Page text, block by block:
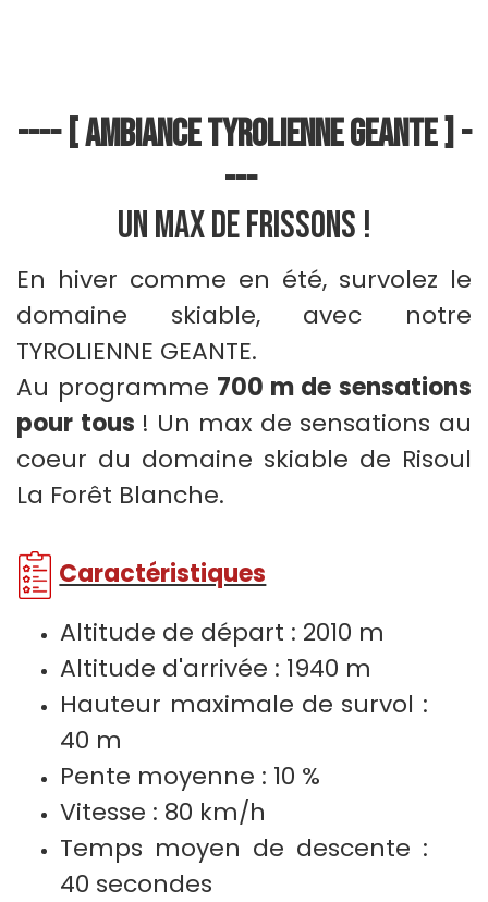
---- [ AMBIANCE TYROLIENNE GEANTE ] -
---
Un max de frissons !
En hiver comme en été, survolez le
domaine skiable, avec notre
TYROLIENNE GEANTE.
Au programme 700 m de sensations
pour tous ! Un max de sensations au
coeur du domaine skiable de Risoul
La Forêt Blanche.
Caractéristiques
Altitude de départ : 2010 m
Altitude d'arrivée : 1940 m
Hauteur maximale de survol :
40 m
Pente moyenne : 10 %
Vitesse : 80 km/h
Temps moyen de descente :
40 secondes​​